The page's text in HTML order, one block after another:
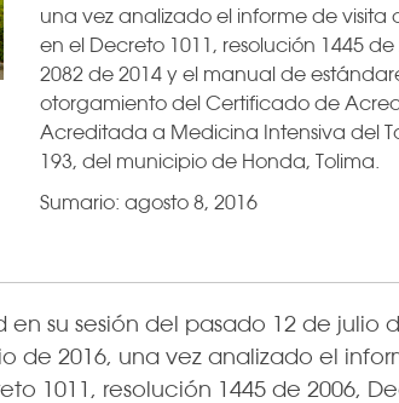
una vez analizado el informe de
en el Decreto 1011, resolución 1445
2082 de 2014 y el manual de
otorgamiento del Certificado de
Acreditada a Medicina Intensiva del
193, del municipio de Honda, Tolima.
Sumario: agosto 8, 2016
su sesión del pasado 12 de julio
de 2016, una vez analizado el
1011, resolución 1445 de 2006,